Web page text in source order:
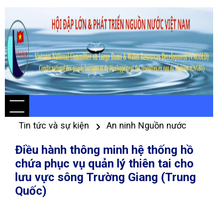
Tin tức và sự kiện An ninh Nguồn nước
Điều hành thông minh hệ thống hồ
chứa phục vụ quản lý thiên tai cho
lưu vực sông Trường Giang (Trung
Quốc)